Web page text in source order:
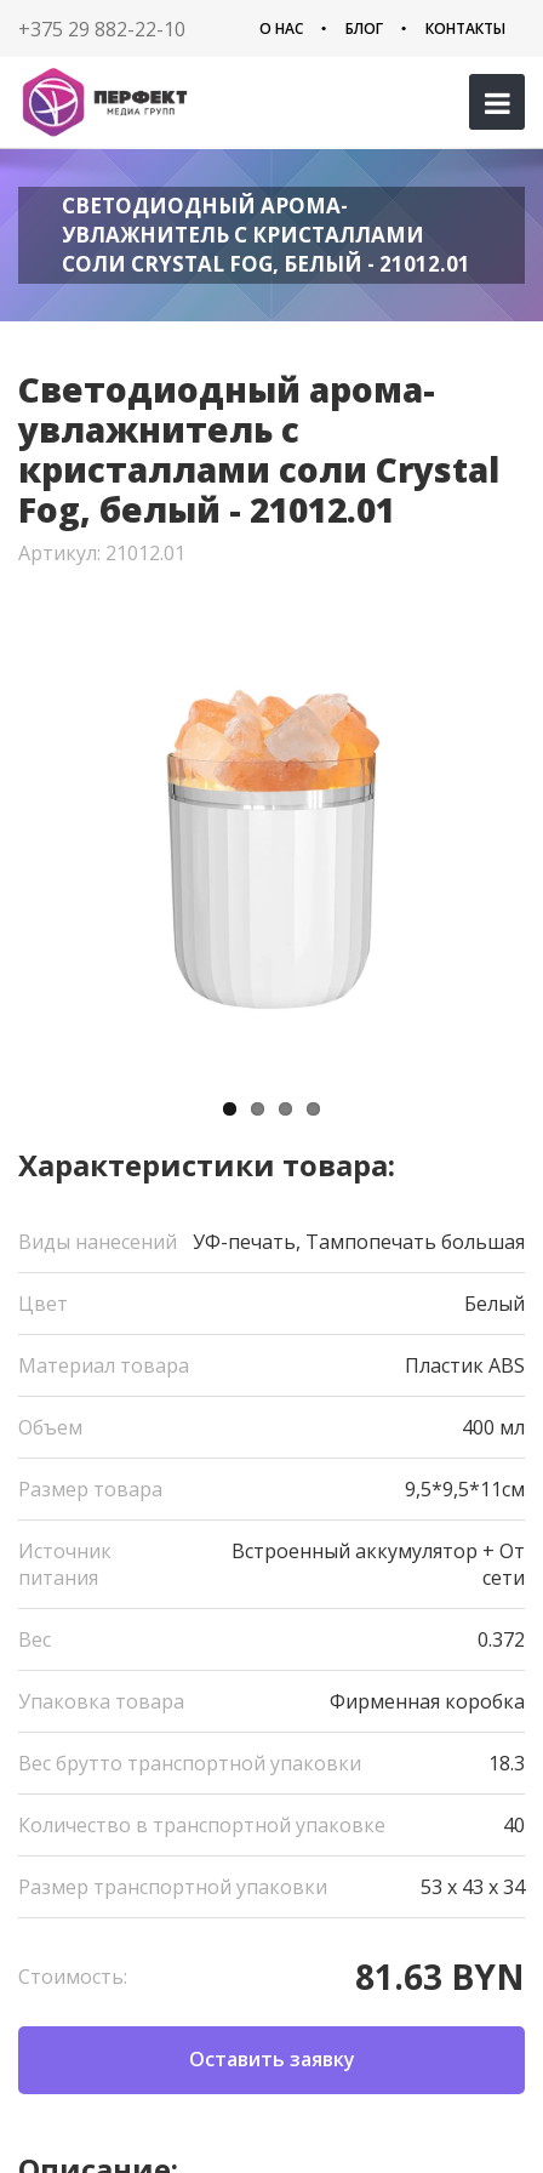
+375 29 882-22-10 О НАС БЛОГ КОНТАКТЫ
СВЕТОДИОДНЫЙ АРОМА-
УВЛАЖНИТЕЛЬ С КРИСТАЛЛАМИ
СОЛИ CRYSTAL FOG, БЕЛЫЙ - 21012.01
Светодиодный арома-
увлажнитель с
кристаллами соли Crystal
Fog, белый - 21012.01
Артикул: 21012.01
Характеристики товара:
Виды нанесений УФ-печать, Тампопечать большая
Цвет Белый
Материал товара Пластик ABS
Объем 400 мл
Размер товара 9,5*9,5*11см
Источник
питания
Встроенный аккумулятор + От
сети
Вес 0.372
Упаковка товара Фирменная коробка
Вес брутто транспортной упаковки 18.3
Количество в транспортной упаковке 40
Размер транспортной упаковки 53 x 43 x 34
Стоимость: 81.63 BYN
Оставить заявку